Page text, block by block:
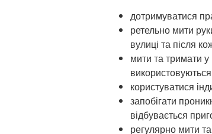
дотримуватися
ретельно мити
вулиці та після
мити та тримати у
користуватися
запобігати
відбувається
регулярно мити